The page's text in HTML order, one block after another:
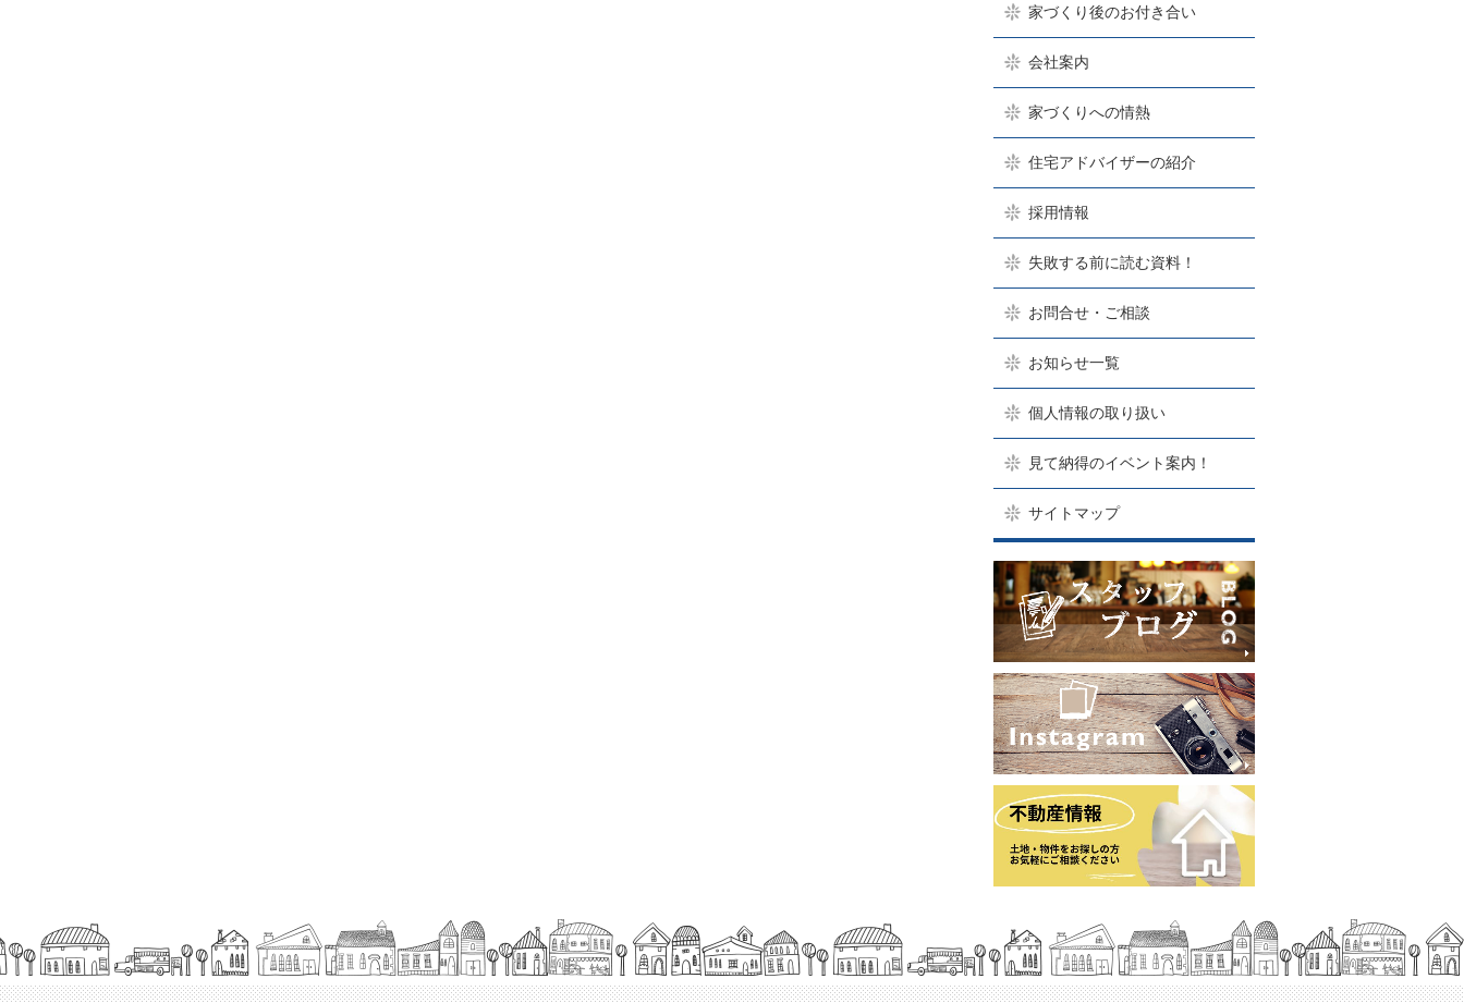
家づくり後のお付き合い
会社案内
家づくりへの情熱
住宅アドバイザーの紹介
採用情報
失敗する前に読む資料！
お問合せ・ご相談
お知らせ一覧
個人情報の取り扱い
見て納得のイベント案内！
サイトマップ